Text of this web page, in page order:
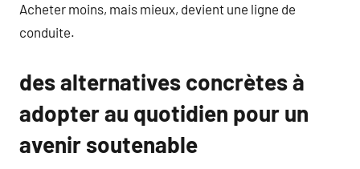
Acheter moins, mais mieux, devient une ligne de
conduite.
des alternatives concrètes à
adopter au quotidien pour un
avenir soutenable